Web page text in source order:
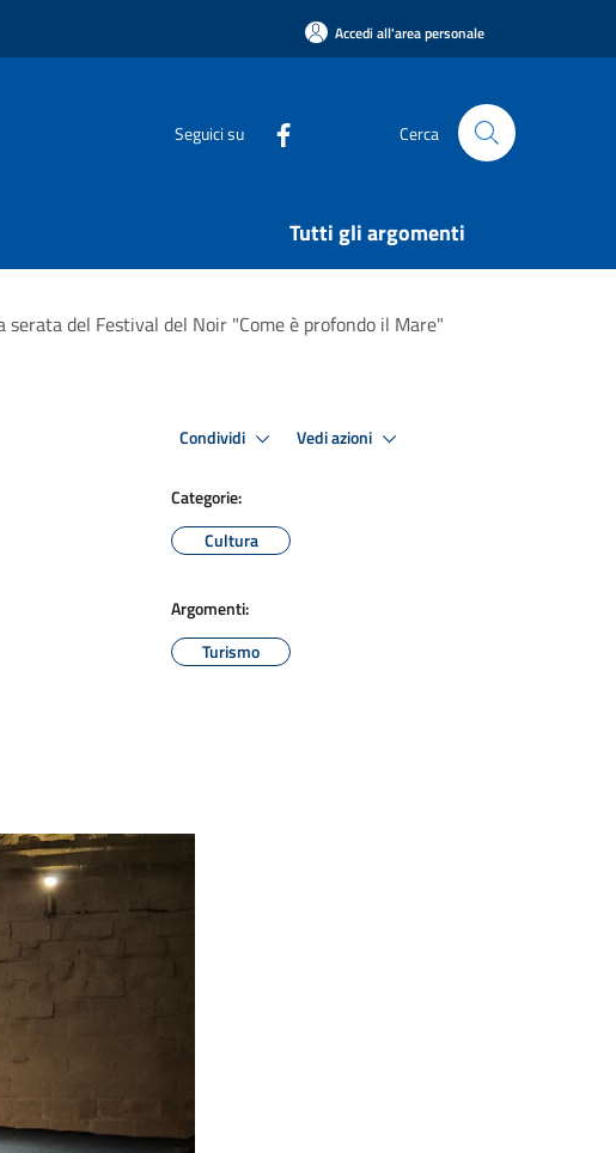
Accedi all'area personale
Seguici su Cerca
Tutti gli argomenti
del Festival del Noir "Come è profondo il Mare"
Condividi Vedi azioni
Categorie:
Cultura
Argomenti:
Turismo